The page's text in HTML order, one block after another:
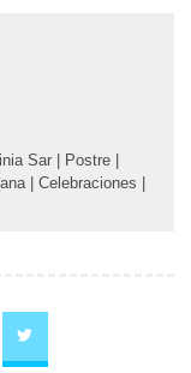
Sar Postre
Celebraciones